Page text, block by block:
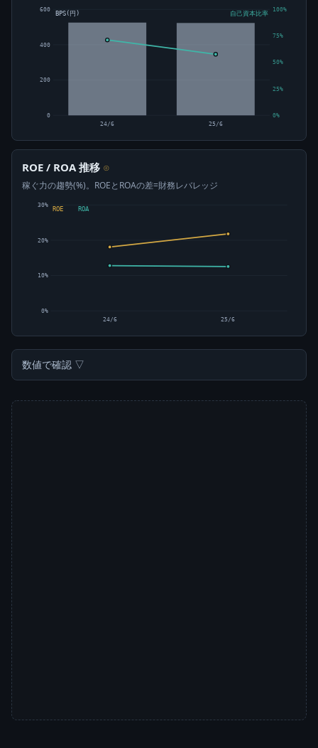
0
200
400
600
0%
25%
50%
75%
100%
24/6 25/6
BPS(円) 自己資本比率
ROE / ROA 推移 ⊙
稼ぐ力の趨勢(%)。ROEとROAの差=財務レバレッジ
0%
10%
20%
30%
ROE ROA
24/6 25/6
数値で確認 ▽